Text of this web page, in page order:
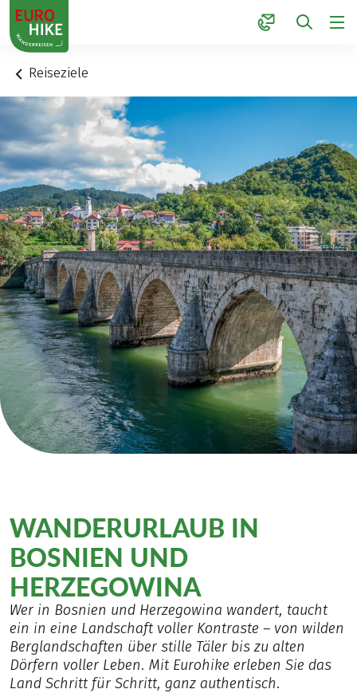
1
Reiseziele
WANDERURLAUB IN
BOSNIEN UND
HERZEGOWINA
Wer in Bosnien und Herzegowina wandert, taucht
ein in eine Landschaft voller Kontraste – von wilden
Berglandschaften über stille Täler bis zu alten
Dörfern voller Leben. Mit Eurohike erleben Sie das
Land Schritt für Schritt, ganz authentisch.